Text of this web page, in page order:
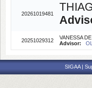
20261019481
20251029312
VANESSA
Advisor:
SIGAA |